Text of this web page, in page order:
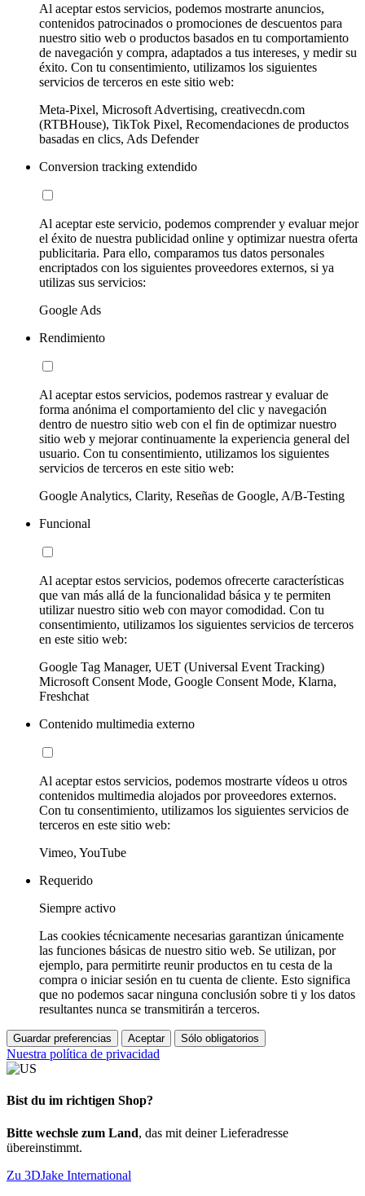
Al aceptar estos servicios, podemos mostrarte anuncios,
contenidos patrocinados o promociones de descuentos para
nuestro sitio web o productos basados en tu comportamiento
de navegación y compra, adaptados a tus intereses, y medir su
éxito. Con tu consentimiento, utilizamos los siguientes
servicios de terceros en este sitio web:
Meta-Pixel, Microsoft Advertising, creativecdn.com
(RTBHouse), TikTok Pixel, Recomendaciones de productos
basadas en clics, Ads Defender
Conversion tracking extendido
Al aceptar este servicio, podemos comprender y evaluar mejor
el éxito de nuestra publicidad online y optimizar nuestra oferta
publicitaria. Para ello, comparamos tus datos personales
encriptados con los siguientes proveedores externos, si ya
utilizas sus servicios:
Google Ads
Rendimiento
Al aceptar estos servicios, podemos rastrear y evaluar de
forma anónima el comportamiento del clic y navegación
dentro de nuestro sitio web con el fin de optimizar nuestro
sitio web y mejorar continuamente la experiencia general del
usuario. Con tu consentimiento, utilizamos los siguientes
servicios de terceros en este sitio web:
Google Analytics, Clarity, Reseñas de Google, A/B-Testing
Funcional
Al aceptar estos servicios, podemos ofrecerte características
que van más allá de la funcionalidad básica y te permiten
utilizar nuestro sitio web con mayor comodidad. Con tu
consentimiento, utilizamos los siguientes servicios de terceros
en este sitio web:
Google Tag Manager, UET (Universal Event Tracking)
Microsoft Consent Mode, Google Consent Mode, Klarna,
Freshchat
Contenido multimedia externo
Al aceptar estos servicios, podemos mostrarte vídeos u otros
contenidos multimedia alojados por proveedores externos.
Con tu consentimiento, utilizamos los siguientes servicios de
terceros en este sitio web:
Vimeo, YouTube
Requerido
Siempre activo
Las cookies técnicamente necesarias garantizan únicamente
las funciones básicas de nuestro sitio web. Se utilizan, por
ejemplo, para permitirte reunir productos en tu cesta de la
compra o iniciar sesión en tu cuenta de cliente. Esto significa
que no podemos sacar ninguna conclusión sobre ti y los datos
resultantes nunca se transmitirán a terceros.
Guardar preferencias Aceptar Sólo obligatorios
Nuestra política de privacidad
Bist du im richtigen Shop?
Bitte wechsle zum Land, das mit deiner Lieferadresse
übereinstimmt.
Zu 3DJake International